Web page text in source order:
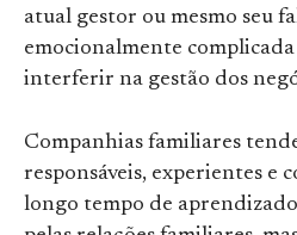
atual gestor ou mesmo seu
emocionalmente
interferir na gestão dos
Companhias familiares
responsáveis, experientes e
longo tempo de